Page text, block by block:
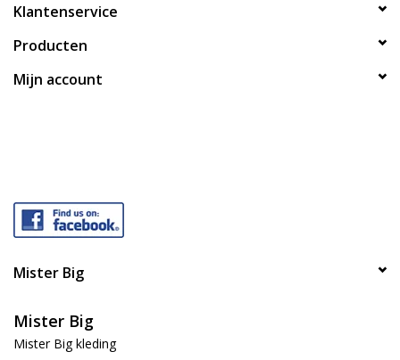
Klantenservice
Producten
Mijn account
Mister Big
Mister Big
Mister Big kleding